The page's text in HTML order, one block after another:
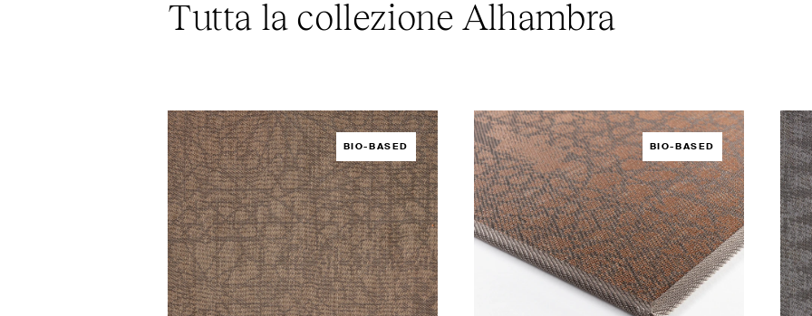
Tutta la collezione Alhambra
BIO-BASED BIO-BASED